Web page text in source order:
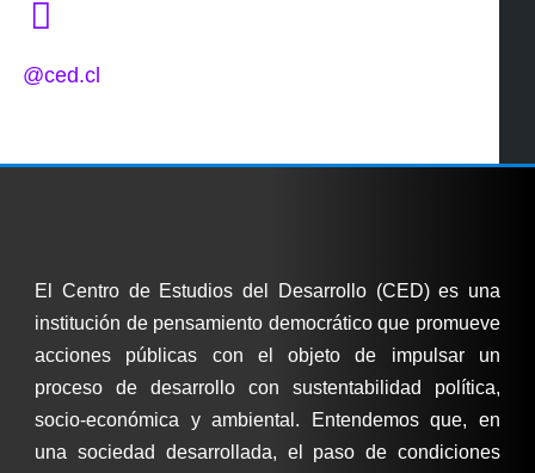
@ced.cl
El Centro de Estudios del Desarrollo (CED) es una
institución de pensamiento democrático que promueve
acciones públicas con el objeto de impulsar un
proceso de desarrollo con sustentabilidad política,
socio-económica y ambiental. Entendemos que, en
una sociedad desarrollada, el paso de condiciones